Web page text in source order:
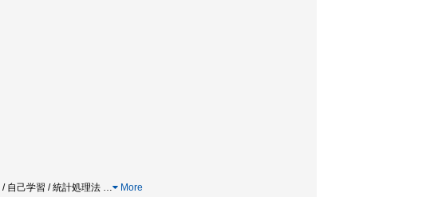
自己学習 / 統計処理法 … More